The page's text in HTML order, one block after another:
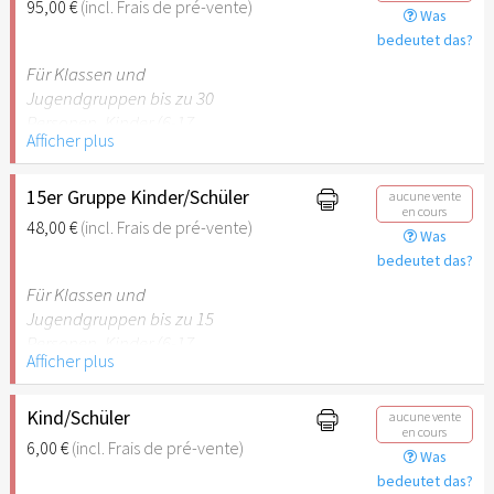
empfehlenswert.
95,00 €(incl. Frais de pré-vente)
Was
bedeutet das?
Für Klassen und
Jugendgruppen bis zu 30
Jahre) oder Schüler mit
Schülerausweis inklusive
erwachsene Begleitperson.
Hinweis: Für Kinder unter 6
Stuttgart nicht
empfehlenswert.
Afficher plus
15er Gruppe Kinder/Schüler
48,00 €(incl. Frais de pré-vente)
aucune vente
en cours
Was
bedeutet das?
Für Klassen und
Jugendgruppen bis zu 15
Jahre) oder Schüler mit
Schülerausweis inklusive
erwachsene Begleitperson.
Hinweis: Für Kinder unter 6
Afficher plus
Kind/Schüler
6,00 €(incl. Frais de pré-vente)
aucune vente
en cours
Was
bedeutet das?